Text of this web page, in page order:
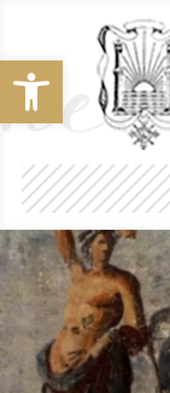
Abrir barra de